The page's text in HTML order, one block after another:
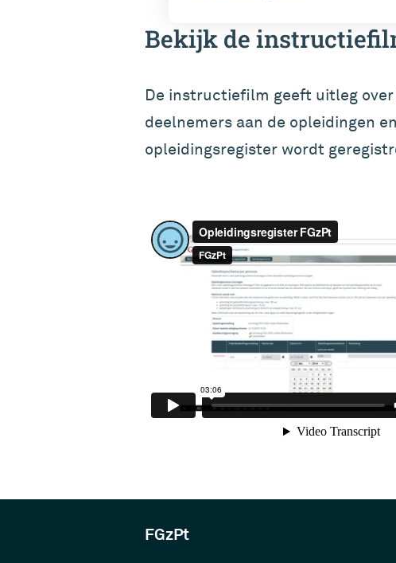
Bekijk de
De instructiefilm geeft uitleg over
deelnemers aan de opleidingen
opleidingsregister wordt
FGzPt